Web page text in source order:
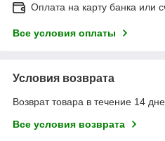
Оплата на карту банка или
Все условия оплаты
Условия возврата
Возврат товара в течение 14
Все условия возврата